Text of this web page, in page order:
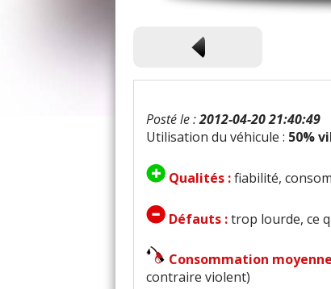
Posté le :2012-04-20 21:40:49
Utilisation du véhicule : 50%
Qualités :fiabilité,
Défauts :trop lourde, ce
Consommation
contraire violent)